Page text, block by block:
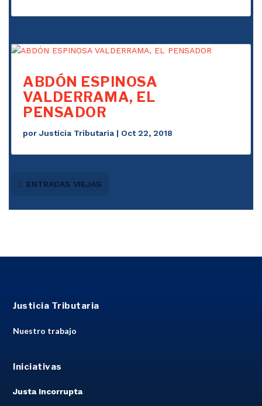
ABDÓN ESPINOSA
VALDERRAMA, EL
PENSADOR
porJusticia Tributaria | Oct 22, 2018
ENTRADAS VIEJAS
Justicia Tributaria
Nuestro trabajo
Iniciativas
Justa Incorrupta